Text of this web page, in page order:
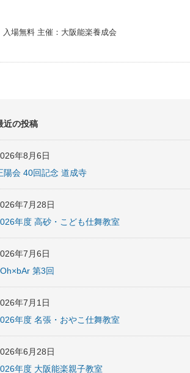
場無料 主催：大阪能楽養成会
近の投稿
年8月6日
陽会 40回記念 道成寺
年7月28日
年度 高砂・こども仕舞教室
年7月6日
第3回
年7月1日
年度 名張・おやこ仕舞教室
年6月28日
年度 大阪能楽親子教室